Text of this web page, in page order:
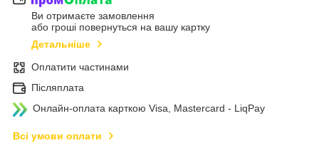
Ви отримаєте замовлення
або гроші повернуться на вашу картку
Детальніше
Оплатити частинами
Післяплата
Онлайн-оплата карткою Visa, Mastercard - LiqPay
Всі умови оплати